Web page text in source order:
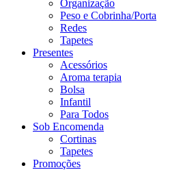
Organização
Peso e Cobrinha/Porta
Redes
Tapetes
Presentes
Acessórios
Aroma terapia
Bolsa
Infantil
Para Todos
Sob Encomenda
Cortinas
Tapetes
Promoções